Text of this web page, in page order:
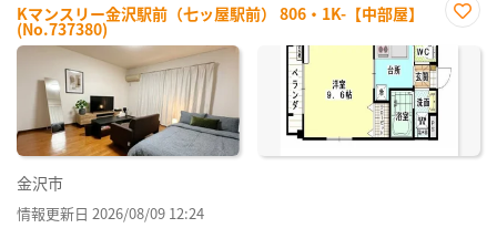
Kマンスリー金沢駅前（七ッ屋駅前） 806・1K-【中部屋】
(No.737380)
に入
り登
録
金沢市
情報更新日 2026/08/09 12:24